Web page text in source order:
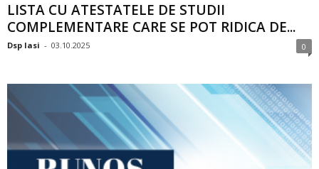
LISTA CU ATESTATELE DE STUDII
COMPLEMENTARE CARE SE POT RIDICA DE...
Dsp Iasi - 03.10.2025 0